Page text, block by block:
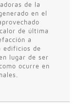
de la
en el
de última
a
edificios de
lugar de ser
ocurre en